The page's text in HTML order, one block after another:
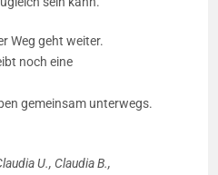
Weg geht weiter.
noch eine
gemeinsam unterwegs.
U., Claudia B.,